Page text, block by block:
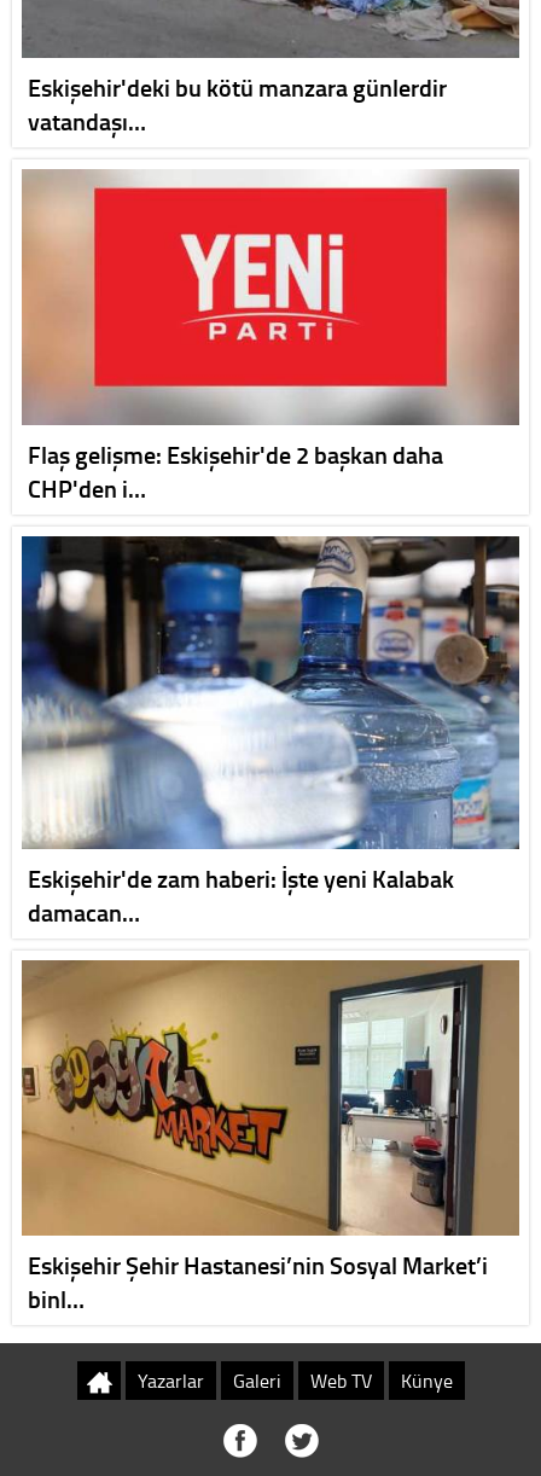
Eskişehir'deki bu kötü manzara günlerdir
vatandaşı…
Flaş gelişme: Eskişehir'de 2 başkan daha
CHP'den i…
Eskişehir'de zam haberi: İşte yeni Kalabak
damacan…
Eskişehir Şehir Hastanesi’nin Sosyal Market’i
binl…
Yazarlar Galeri Web TV Künye